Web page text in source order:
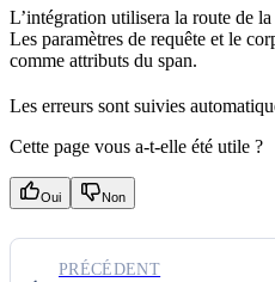
L’intégration utilisera la route de
Les paramètres de requête et le
comme attributs du span.
Les erreurs sont suivies
Cette page vous a-t-elle été utile ?
Oui Non
PRÉCÉDENT